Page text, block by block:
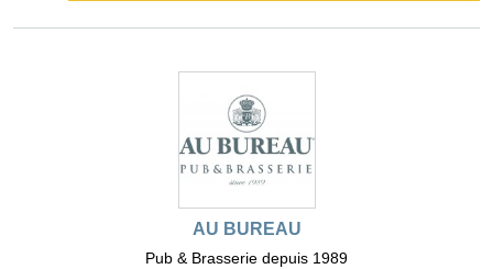
AU BUREAU
Pub & Brasserie depuis 1989